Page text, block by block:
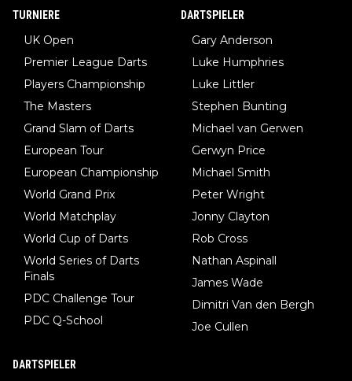
TURNIERE
UK Open
Premier League Darts
Players Championship
The Masters
Grand Slam of Darts
European Tour
European Championship
World Grand Prix
World Matchplay
World Cup of Darts
World Series of Darts
Finals
PDC Challenge Tour
PDC Q-School
DARTSPIELER
Gary Anderson
Luke Humphries
Luke Littler
Stephen Bunting
Michael van Gerwen
Gerwyn Price
Michael Smith
Peter Wright
Jonny Clayton
Rob Cross
Nathan Aspinall
James Wade
Dimitri Van den Bergh
Joe Cullen
DARTSPIELER